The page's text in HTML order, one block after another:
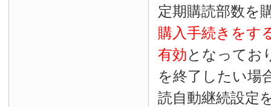
定期購読部数を
購入手続きをす
有効となってお
を終了したい場
読自動継続設定